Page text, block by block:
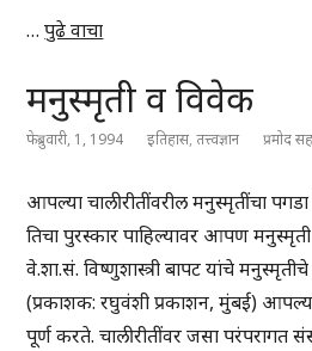
…पुढे वाचा
मनुस्मृती व विवेक
फेब्रुवारी, 1, 1994 इतिहास,तत्त्वज्ञान प्रमोद
आपल्या चालीरीतींवरील मनुस्मृतींचा
तिचा पुरस्कार पाहिल्यावर आपण मनुस्मृती
वे.शा.सं. विष्णुशास्त्री बापट यांचे
(प्रकाशक: रघुवंशी प्रकाशन, मुंबई)
पूर्ण करते. चालीरीतींवर जसा परंपरागत